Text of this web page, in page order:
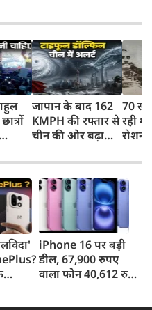
जापान के बाद 162
KMPH की रफ्तार से
चीन की ओर बढ़ा
में अलर्ट, बंदरगाह,
स्कूल बंद, उड़ानें रद्द
70
रही
रोशन
मिटा
iPhone 16 पर बड़ी
डील, 67,900 रुपए
वाला फोन 40,612 रुपए